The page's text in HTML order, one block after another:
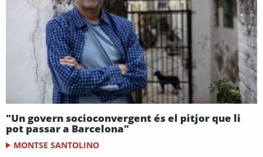
"Un govern socioconvergent és el pitjor que li
pot passar a Barcelona"
MONTSE SANTOLINO